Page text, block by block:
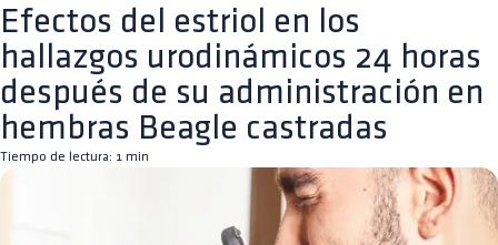
Efectos del estriol en los
hallazgos urodinámicos 24 horas
después de su administración en
hembras Beagle castradas
Tiempo de lectura: 1 min